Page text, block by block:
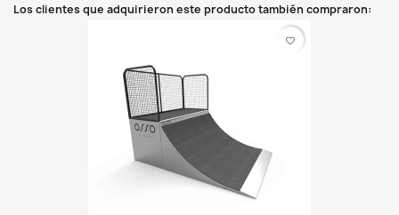
Los clientes que adquirieron este producto también compraron:
favorite_border